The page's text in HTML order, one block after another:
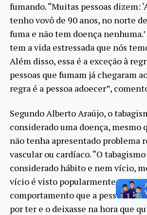
fumando. “Muitas pessoas dizem:
tenho vovô de 90 anos, no norte
fuma e não tem doença
tem a vida estressada que nós
Além disso, essa é a exceção à
pessoas que fumam já chegaram
regra é a pessoa adoecer”,
Segundo Alberto Araújo, o
considerado uma doença, mesmo
não tenha apresentado problema
vascular ou cardíaco. “O
considerado hábito e nem vício,
vício é visto popularmente como
comportamento que a pessoa
por ter e o deixasse na hora que